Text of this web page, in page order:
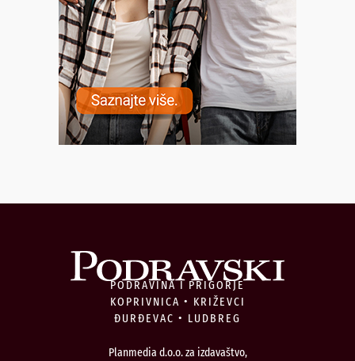
PODRAVINA I PRIGORJE
KOPRIVNICA • KRIŽEVCI
ĐURĐEVAC • LUDBREG
Planmedia d.o.o. za izdavaštvo,